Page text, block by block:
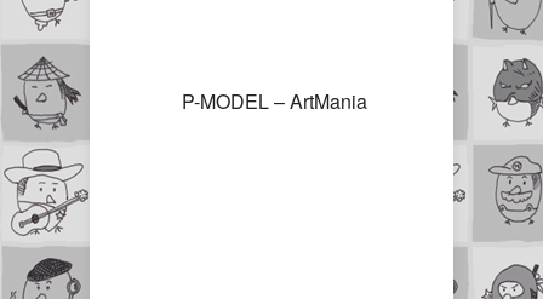
P-MODEL – ArtMania